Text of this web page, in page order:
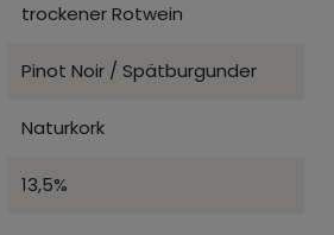
trockener Rotwein
Pinot Noir / Spätburgunder
Naturkork
13,5%